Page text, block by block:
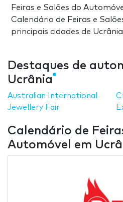
Feiras e Salões do
Calendário de Feiras e
principais cidades de Ucrânia
Destaques de
Ucrânia
Australian International
Jewellery Fair
Calendário de
Automóvel em